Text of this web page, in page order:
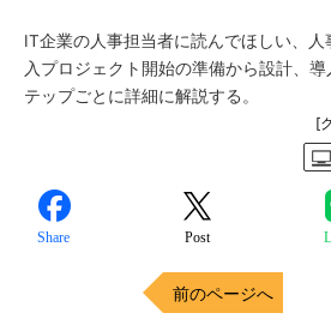
IT企業の人事担当者に読んでほしい、
入プロジェクト開始の準備から設計、
テップごとに詳細に解説する。
[
Share Post
前のページへ